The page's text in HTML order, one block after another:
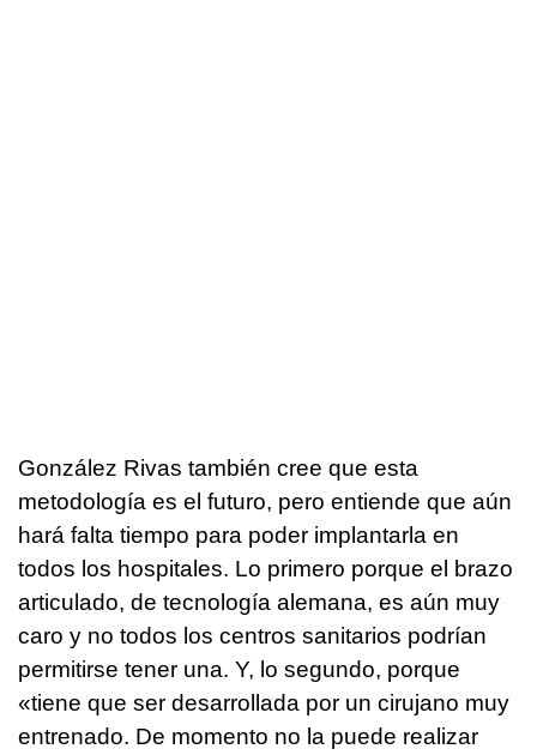
González Rivas también cree que esta
metodología es el futuro, pero entiende que aún
hará falta tiempo para poder implantarla en
todos los hospitales. Lo primero porque el brazo
articulado, de tecnología alemana, es aún muy
caro y no todos los centros sanitarios podrían
permitirse tener una. Y, lo segundo, porque
«tiene que ser desarrollada por un cirujano muy
entrenado. De momento no la puede realizar